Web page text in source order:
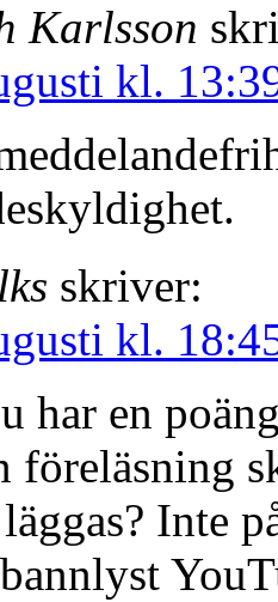
Karlsson
kl.
skriver:
kl.
har en
föreläsning
Inte